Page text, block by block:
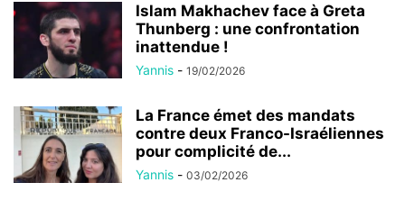
Islam Makhachev face à Greta
Thunberg : une confrontation
inattendue !
Yannis - 19/02/2026
La France émet des mandats
contre deux Franco-Israéliennes
pour complicité de...
Yannis - 03/02/2026